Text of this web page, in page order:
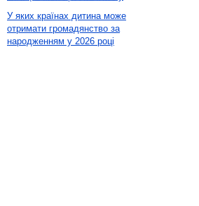
У яких країнах дитина може
отримати громадянство за
народженням у 2026 році